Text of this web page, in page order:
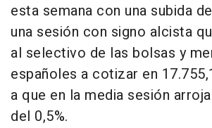
esta semana con una subida
una sesión con signo alcista
al selectivo de las bolsas y
españoles a cotizar en
a que en la media sesión
del 0,5%.